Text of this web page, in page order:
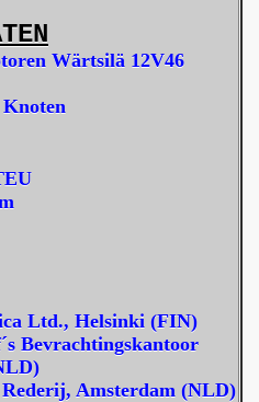
Wärtsilä 12V46
Knoten
Ltd., Helsinki (FIN)
Bevrachtingskantoor
Amsterdam (NLD)